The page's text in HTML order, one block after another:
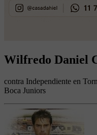
Wilfredo Daniel
contra Independiente en
Boca Juniors